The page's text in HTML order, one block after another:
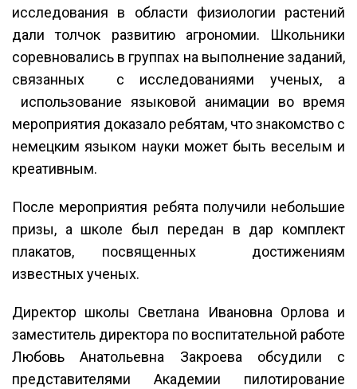
исследования в области физиологии растений
дали толчок развитию агрономии. Школьники
соревновались в группах на выполнение заданий,
связанных с исследованиями ученых, а
использование языковой анимации во время
мероприятия доказало ребятам, что знакомство с
немецким языком науки может быть веселым и
креативным.
После мероприятия ребята получили небольшие
призы, а школе был передан в дар комплект
плакатов, посвященных достижениям
известных ученых.
Директор школы Светлана Ивановна Орлова и
заместитель директора по воспитательной работе
Любовь Анатольевна Закроева обсудили с
представителями Академии пилотирование